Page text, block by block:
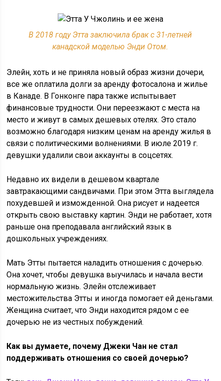
В 2018 году Этта заключила брак с 31-летней
канадской моделью Энди Отом.
Элейн, хоть и не приняла новый образ жизни дочери,
все же оплатила долги за аренду фотосалона и жилье
в Канаде. В Гонконге пара также испытывает
финансовые трудности. Они переезжают с места на
место и живут в самых дешевых отелях. Это стало
возможно благодаря низким ценам на аренду жилья в
связи с политическими волнениями. В июле 2019 г.
девушки удалили свои аккаунты в соцсетях.
Недавно их видели в дешевом квартале
завтракающими сандвичами. При этом Этта выглядела
похудевшей и изможденной. Она рисует и надеется
открыть свою выставку картин. Энди не работает, хотя
раньше она преподавала английский язык в
дошкольных учреждениях.
Мать Этты пытается наладить отношения с дочерью.
Она хочет, чтобы девушка выучилась и начала вести
нормальную жизнь. Элейн отслеживает
местожительства Этты и иногда помогает ей деньгами.
Женщина считает, что Энди находится рядом с ее
дочерью не из честных побуждений.
Как вы думаете, почему Джеки Чан не стал
поддерживать отношения со своей дочерью?